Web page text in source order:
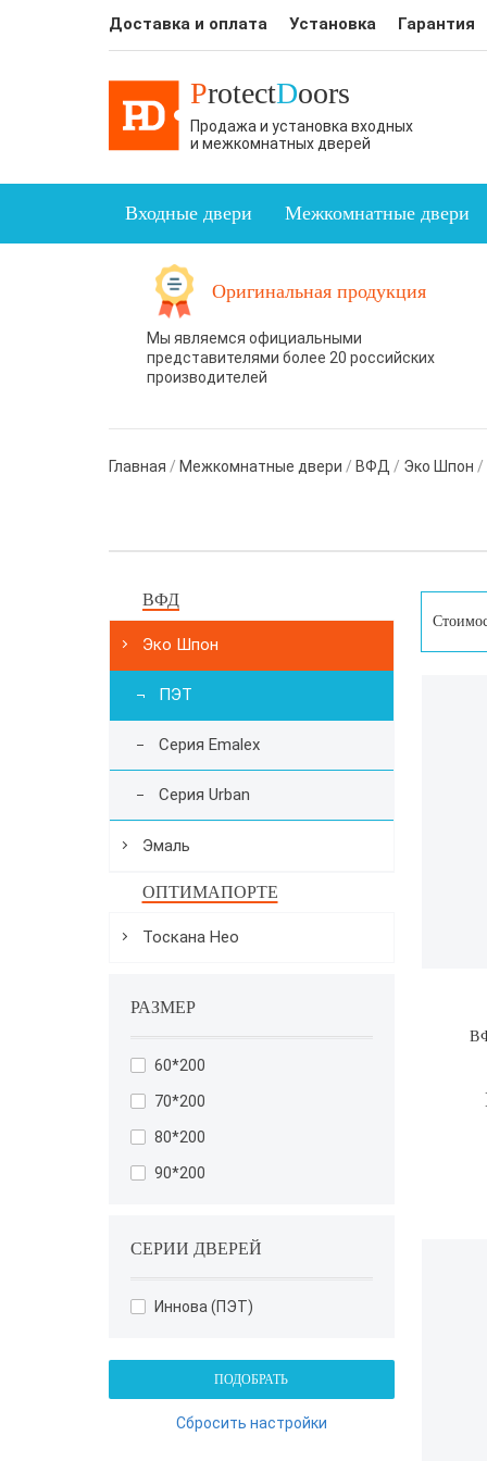
Доставка и оплата Установка Гарантия
ProtectDoors
Продажа и установка входных
и межкомнатных дверей
Входные двери Межкомнатные двери
Оригинальная продукция
Мы являемся официальными
представителями более 20 российских
производителей
Главная / Межкомнатные двери / ВФД / Эко Шпон /
ВФД
Эко Шпон
ПЭТ
Серия Emalex
Серия Urban
Эмаль
ОПТИМАПОРТЕ
Тоскана Нео
РАЗМЕР
60*200
70*200
80*200
90*200
СЕРИИ ДВЕРЕЙ
Иннова (ПЭТ)
ПОДОБРАТЬ
Сбросить настройки